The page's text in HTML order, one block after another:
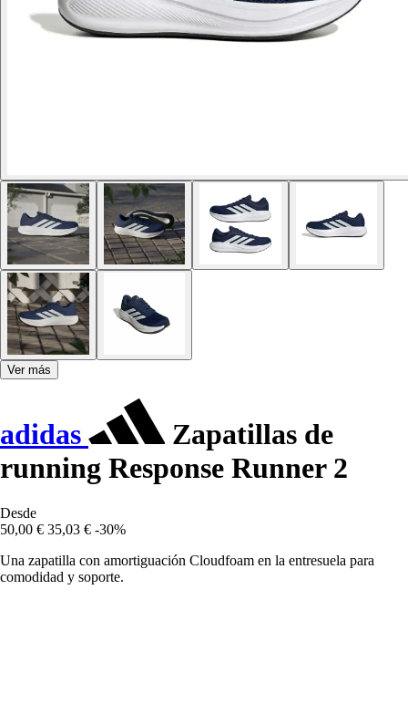
Ver más
adidas
Zapatillas de
running Response Runner 2
Desde
50,00 € 35,03 € -30%
Una zapatilla con amortiguación Cloudfoam en la entresuela para
comodidad y soporte.